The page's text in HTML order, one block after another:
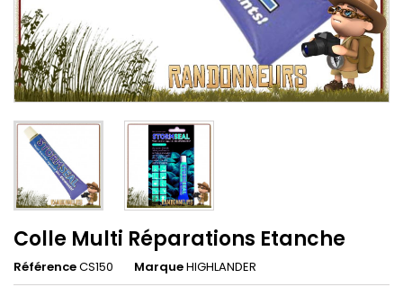
Colle Multi Réparations Etanche
RéférenceCS150 MarqueHIGHLANDER